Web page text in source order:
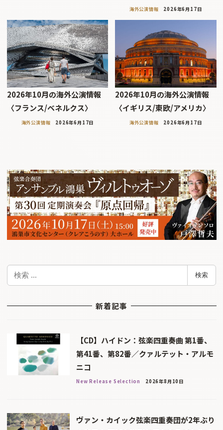
海外公演情報 2026年6月17日
2026年10月の海外公演情報
〈フランス/ベネルクス〉
海外公演情報 2026年6月17日
2026年10月の海外公演情報
〈イギリス/東欧/アメリカ〉
海外公演情報 2026年6月17日
検
検索
新着記事
【CD】ハイドン：弦楽四重奏曲 第1番、
第41番、第82番／クァルテット・アルモ
ニコ
New Release Selection 2026年8月10日
ヴァン・カイック弦楽四重奏団が2年ぶり